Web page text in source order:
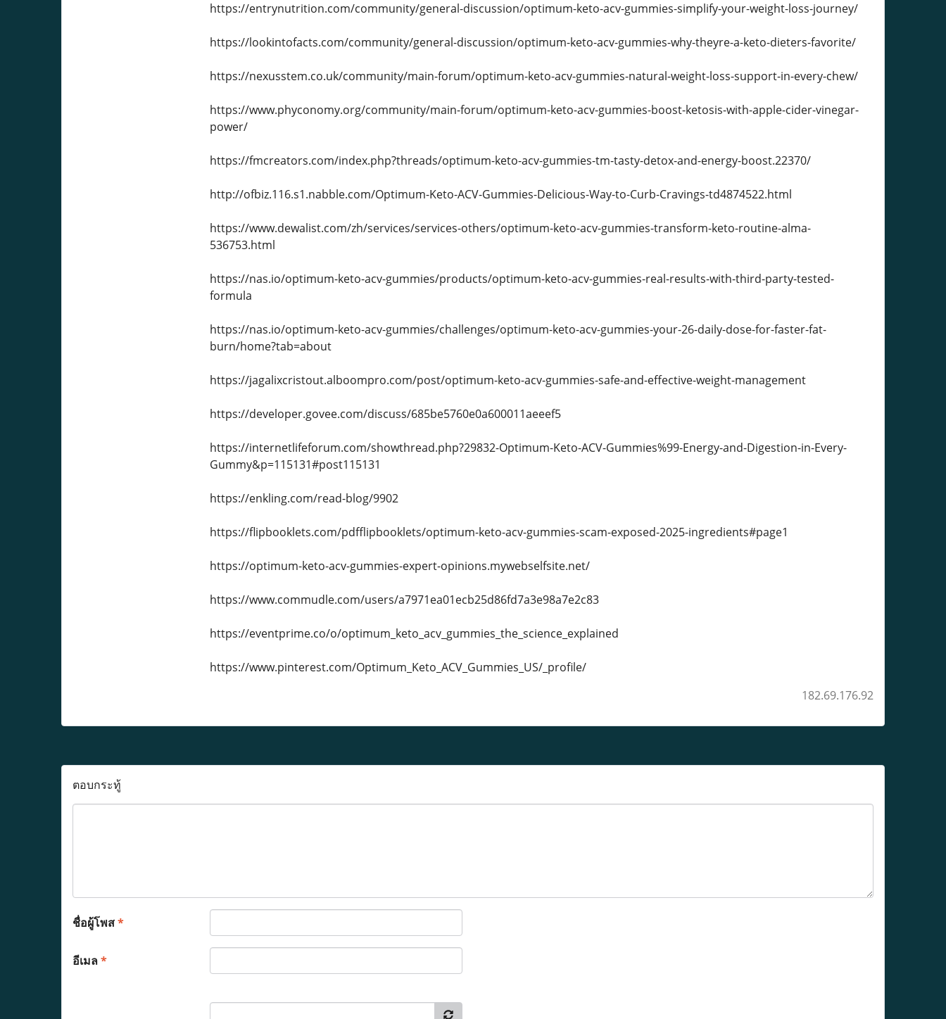
https://entrynutrition.com/community/general-discussion/optimum-keto-acv-gummies-simplify-your-weight-loss-journey/
https://lookintofacts.com/community/general-discussion/optimum-keto-acv-gummies-why-theyre-a-keto-dieters-favorite/
https://nexusstem.co.uk/community/main-forum/optimum-keto-acv-gummies-natural-weight-loss-support-in-every-chew/
https://www.phyconomy.org/community/main-forum/optimum-keto-acv-gummies-boost-ketosis-with-apple-cider-vinegar-
power/
https://fmcreators.com/index.php?threads/optimum-keto-acv-gummies-tm-tasty-detox-and-energy-boost.22370/
http://ofbiz.116.s1.nabble.com/Optimum-Keto-ACV-Gummies-Delicious-Way-to-Curb-Cravings-td4874522.html
https://www.dewalist.com/zh/services/services-others/optimum-keto-acv-gummies-transform-keto-routine-alma-
536753.html
https://nas.io/optimum-keto-acv-gummies/products/optimum-keto-acv-gummies-real-results-with-third-party-tested-
formula
https://nas.io/optimum-keto-acv-gummies/challenges/optimum-keto-acv-gummies-your-26-daily-dose-for-faster-fat-
burn/home?tab=about
https://jagalixcristout.alboompro.com/post/optimum-keto-acv-gummies-safe-and-effective-weight-management
https://developer.govee.com/discuss/685be5760e0a600011aeeef5
https://internetlifeforum.com/showthread.php?29832-Optimum-Keto-ACV-Gummies%99-Energy-and-Digestion-in-Every-
Gummy&p=115131#post115131
https://enkling.com/read-blog/9902
https://flipbooklets.com/pdfflipbooklets/optimum-keto-acv-gummies-scam-exposed-2025-ingredients#page1
https://optimum-keto-acv-gummies-expert-opinions.mywebselfsite.net/
https://www.commudle.com/users/a7971ea01ecb25d86fd7a3e98a7e2c83
https://eventprime.co/o/optimum_keto_acv_gummies_the_science_explained
https://www.pinterest.com/Optimum_Keto_ACV_Gummies_US/_profile/
182.69.176.92
ตอบกระทู้
ชื่อผู้โพส*
อีเมล*